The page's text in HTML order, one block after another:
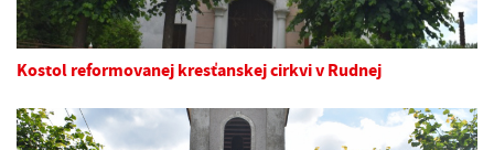
Kostol reformovanej kresťanskej cirkvi v Rudnej